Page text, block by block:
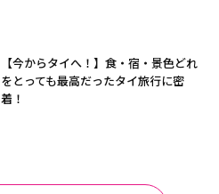
【今からタイへ！】食・宿・景色どれ
をとっても最高だったタイ旅行に密
着！